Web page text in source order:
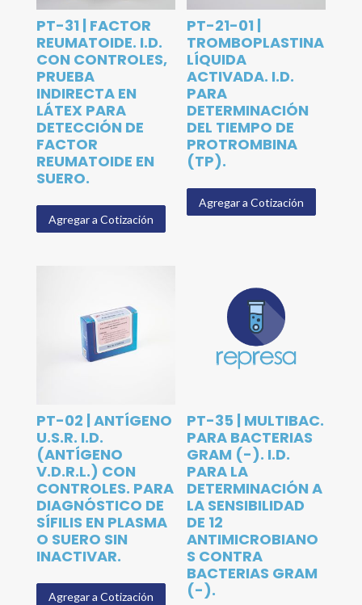
PT-31 | FACTOR
REUMATOIDE. I.D.
CON CONTROLES,
PRUEBA
INDIRECTA EN
LÁTEX PARA
DETECCIÓN DE
FACTOR
REUMATOIDE EN
SUERO.
Agregar a Cotización
PT-21-01 |
TROMBOPLASTINA
LÍQUIDA
ACTIVADA. I.D.
PARA
DETERMINACIÓN
DEL TIEMPO DE
PROTROMBINA
(TP).
Agregar a Cotización
PT-02 | ANTÍGENO
U.S.R. I.D.
(ANTÍGENO
V.D.R.L.) CON
CONTROLES. PARA
DIAGNÓSTICO DE
SÍFILIS EN PLASMA
O SUERO SIN
INACTIVAR.
Agregar a Cotización
PT-35 | MULTIBAC.
PARA BACTERIAS
GRAM (-). I.D.
PARA LA
DETERMINACIÓN A
LA SENSIBILIDAD
DE 12
ANTIMICROBIANO
S CONTRA
BACTERIAS GRAM
(-).